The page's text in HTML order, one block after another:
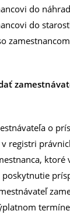
do
do
o
registri